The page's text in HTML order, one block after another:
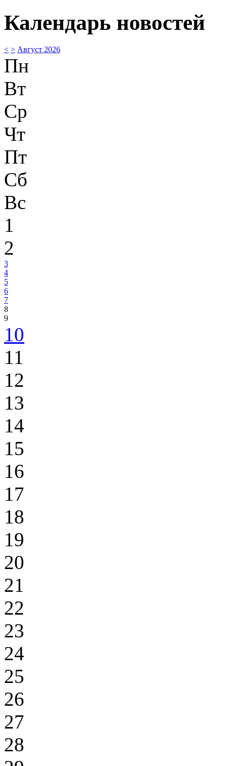
Календарь новостей
< > Август 2026
Пн
Вт
Ср
Чт
Пт
Сб
Вс
1
2
3
4
5
6
7
8
9
10
11
12
13
14
15
16
17
18
19
20
21
22
23
24
25
26
27
28